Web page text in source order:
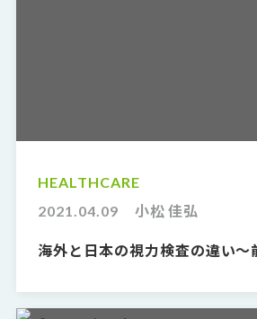
HEALTHCARE
2021.04.09
小松 佳弘
海外と日本の視力検査の違い〜